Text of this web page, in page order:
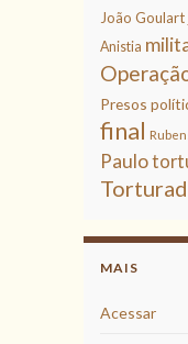
João Goulart
Anistia
Presos
final
Paulo
MAIS
Acessar